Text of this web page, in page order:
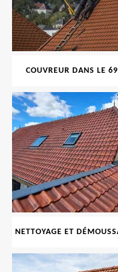
COUVREUR DANS LE 69